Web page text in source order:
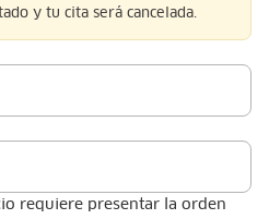
y tu cita será cancelada.
requiere presentar la orden